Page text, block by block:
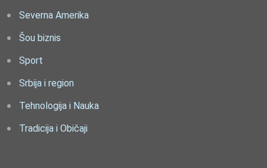
Severna Amerika
Šou biznis
Sport
Srbija i region
Tehnologija i Nauka
Tradicija i Običaji